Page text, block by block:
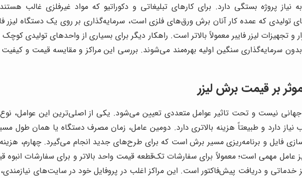
تولیدی که عمده کار آنان برش ورق‌های فلزی است، سرمایه‌گذاری بر روی یک دستگاه لیزر
و تجهیزات لیزر فایبر معمولاً بالاتر است. راهکار دیگر برای بسیاری از واحدهای
سرمایه‌گذاری سنگین اولیه بهره‌مند می‌شوند. بررسی این مراکز و مقایسه قیمت و
بر قیمت برش لیزر
نیست و تحت تاثیر عوامل متعددی تعیین می‌شود. یکی از اصلی‌ترین این عوامل،
دارد و طبیعتاً هزینه بالاتری دارد. دومین عامل، زمان مصرف دستگاه یا همان
فایل و برنامه‌ریزی مسیر برش است که برای طرح‌های جدید انجام می‌گیرد. چهارم،
عامل مهمی است؛ معمولاً برای سفارشات تک‌قطعه قیمت واحد بالاتر و برای سفارشات
خدماتی و دریافت پیش‌فاکتور است. این مراکز اغلب در پروفایل خود در سایت‌های